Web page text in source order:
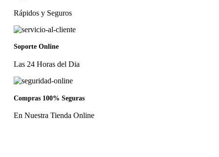
Rápidos y Seguros
Soporte Online
Las 24 Horas del Dia
Compras 100% Seguras
En Nuestra Tienda Online